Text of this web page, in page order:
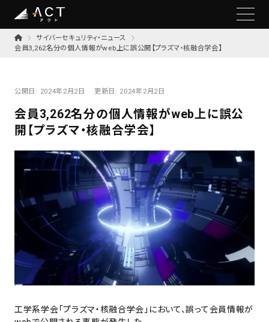
サイバーセキュリティ・ニュース
会員3,262名分の個人情報がweb上に誤公開【プラズマ・核融合学会】
公開日: 2024年2月2日 更新日: 2024年2月2日
会員3,262名分の個人情報がweb上に誤公
開【プラズマ・核融合学会】
工学系学会「プラズマ・核融合学会」において、誤って会員情報が